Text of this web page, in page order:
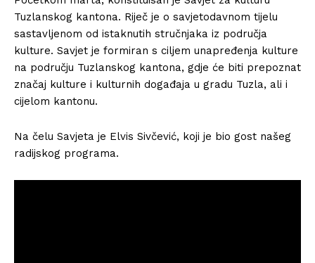
Tuzlanskog kantona. Riječ je o savjetodavnom tijelu
sastavljenom od istaknutih stručnjaka iz područja
kulture. Savjet je formiran s ciljem unapređenja kulture
na području Tuzlanskog kantona, gdje će biti prepoznat
značaj kulture i kulturnih događaja u gradu Tuzla, ali i
cijelom kantonu.
Na čelu Savjeta je Elvis Sivčević, koji je bio gost našeg
radijskog programa.